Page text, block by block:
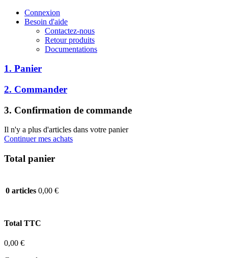
Connexion
Besoin d'aide
Contactez-nous
Retour produits
Documentations
1. Panier
2. Commander
3. Confirmation de commande
Il n'y a plus d'articles dans votre panier
Continuer mes achats
Total panier
0 articles 0,00 €
Total TTC
0,00 €